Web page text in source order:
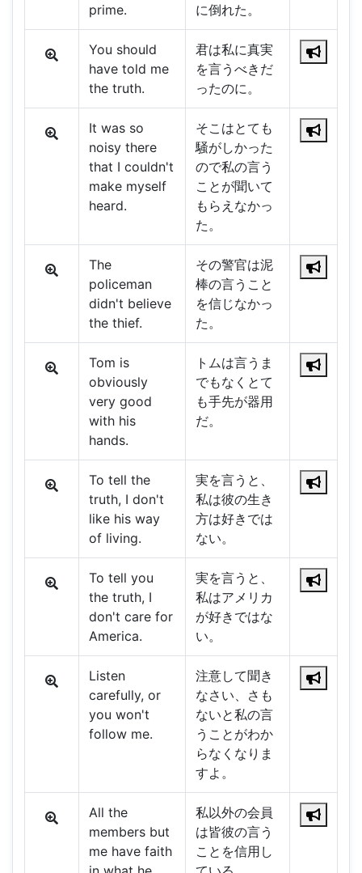
prime.
に倒れた。
You should
have told me
the truth.
君は私に真実
を言うべきだ
ったのに。
It was so
noisy there
that I couldn't
make myself
heard.
そこはとても
騒がしかった
ので私の言う
ことが聞いて
もらえなかっ
た。
The
policeman
didn't believe
the thief.
その警官は泥
棒の言うこと
を信じなかっ
た。
Tom is
obviously
very good
with his
hands.
トムは言うま
でもなくとて
も手先が器用
だ。
To tell the
truth, I don't
like his way
of living.
実を言うと、
私は彼の生き
方は好きでは
ない。
To tell you
the truth, I
don't care for
America.
実を言うと、
私はアメリカ
が好きではな
い。
Listen
carefully, or
you won't
follow me.
注意して聞き
なさい、さも
ないと私の言
うことがわか
らなくなりま
すよ。
All the
members but
me have faith
私以外の会員
は皆彼の言う
ことを信用し